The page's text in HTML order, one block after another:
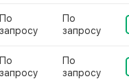
По
запросу
По
запросу
По
запросу
По
запросу